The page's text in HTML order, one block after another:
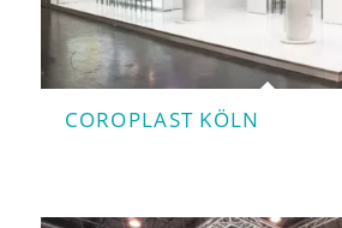
COROPLAST KÖLN